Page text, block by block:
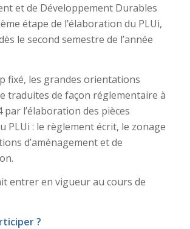
et de Développement Durables
étape de l’élaboration du PLUi,
le second semestre de l’année
fixé, les grandes orientations
traduites de façon réglementaire à
par l’élaboration des pièces
PLUi : le règlement écrit, le zonage
d’aménagement et de
entrer en vigueur au cours de
?